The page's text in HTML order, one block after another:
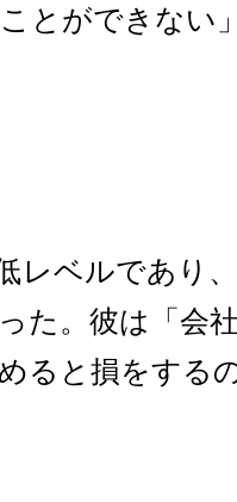
とができない
レベルであり
た。彼は「会
ると損をする